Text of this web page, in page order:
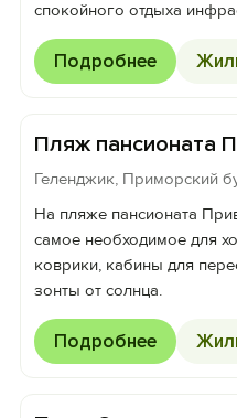
спокойного отдыха
Подробнее
Пляж пансионата
Геленджик, Приморский
На пляже пансионата
самое необходимое для
коврики, кабины для
зонты от солнца.
Подробнее